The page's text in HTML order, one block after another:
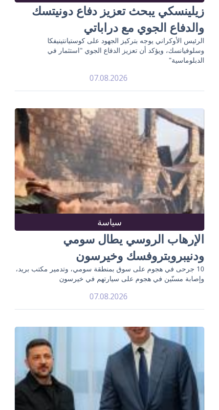
زيلينسكي يبحث تعزيز دفاع دونيتسك
والدفاع الجوي مع دراباتي
الرئيس الأوكراني يوجه بتركيز الجهود على كوستيانتينيفكا
وسلوفيانسك، ويؤكد أن تعزيز الدفاع الجوي "استثمار في
الدبلوماسية"
07.08.2026
سياسة
الإرهاب الروسي يطال سومي
ودنيبروبتروفسك وخيرسون
10 جرحى في هجوم على سوق بمنطقة سومي، وتدمير مكتب بريد،
وإصابة مسنّين في هجوم على سيارتهم في خيرسون
07.08.2026